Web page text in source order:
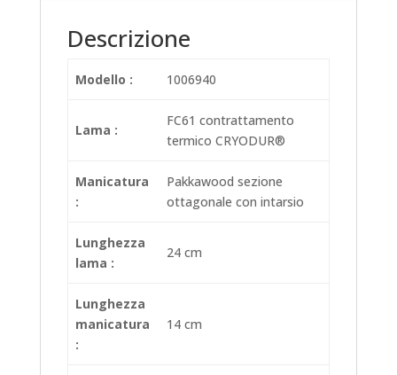
Descrizione
Modello : 1006940
Lama :
FC61 contrattamento
termico CRYODUR®
Manicatura
:
Pakkawood sezione
ottagonale con intarsio
Lunghezza
lama :
24 cm
Lunghezza
manicatura
:
14 cm